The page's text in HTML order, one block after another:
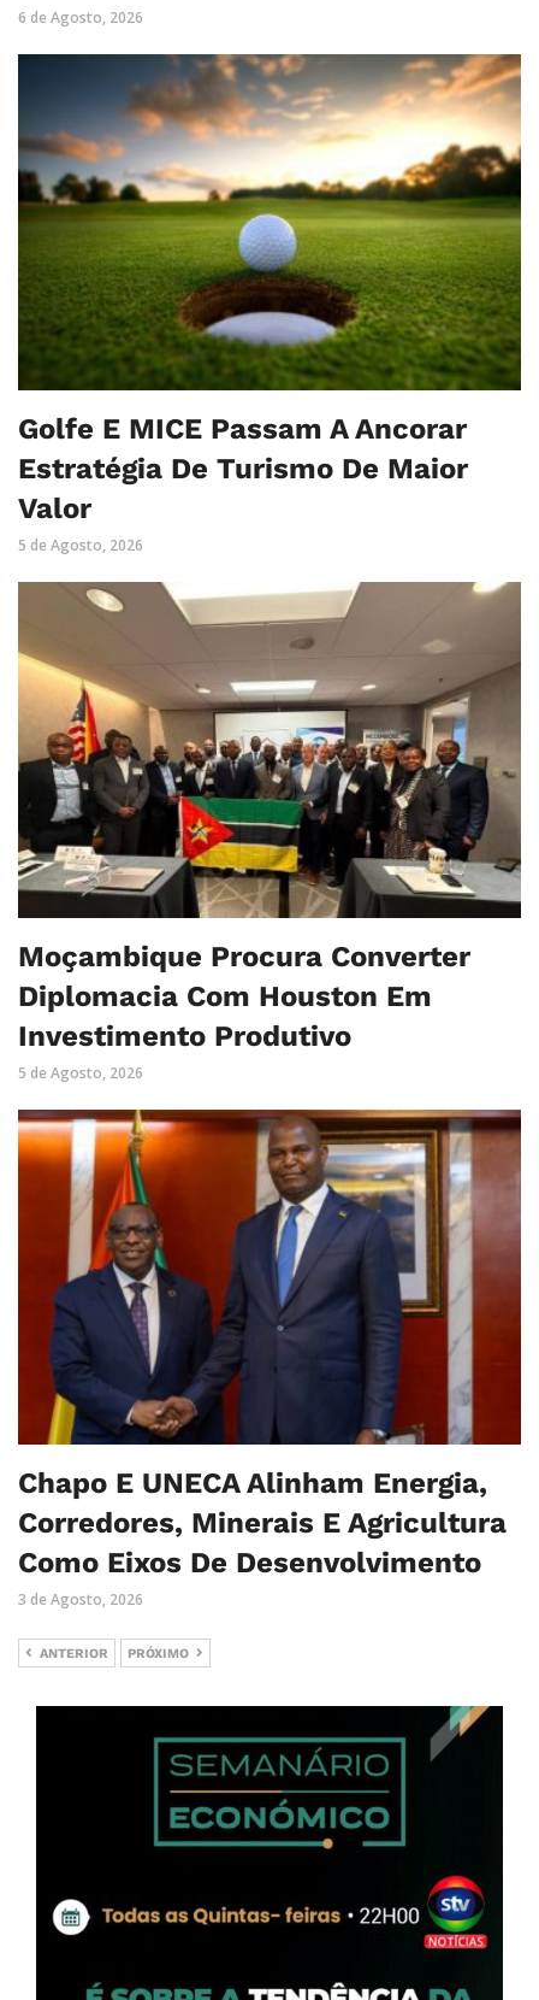
6 de Agosto, 2026
Golfe E MICE Passam A Ancorar
Estratégia De Turismo De Maior
Valor
5 de Agosto, 2026
Moçambique Procura Converter
Diplomacia Com Houston Em
Investimento Produtivo
5 de Agosto, 2026
Chapo E UNECA Alinham Energia,
Corredores, Minerais E Agricultura
Como Eixos De Desenvolvimento
3 de Agosto, 2026
ANTERIOR PRÓXIMO